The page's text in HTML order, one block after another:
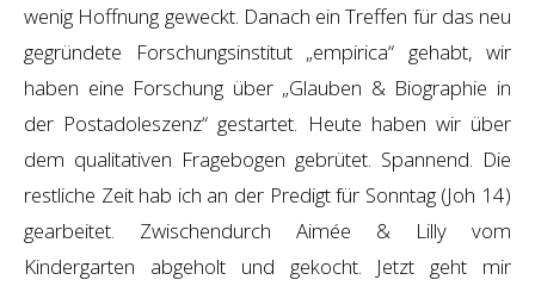
wenig Hoffnung geweckt. Danach ein Treffen für das neu
gegründete Forschungsinstitut „empirica“ gehabt, wir
haben eine Forschung über „Glauben & Biographie in
der Postadoleszenz“ gestartet. Heute haben wir über
dem qualitativen Fragebogen gebrütet. Spannend. Die
restliche Zeit hab ich an der Predigt für Sonntag (Joh 14)
gearbeitet. Zwischendurch Aimée & Lilly vom
Kindergarten abgeholt und gekocht. Jetzt geht mir